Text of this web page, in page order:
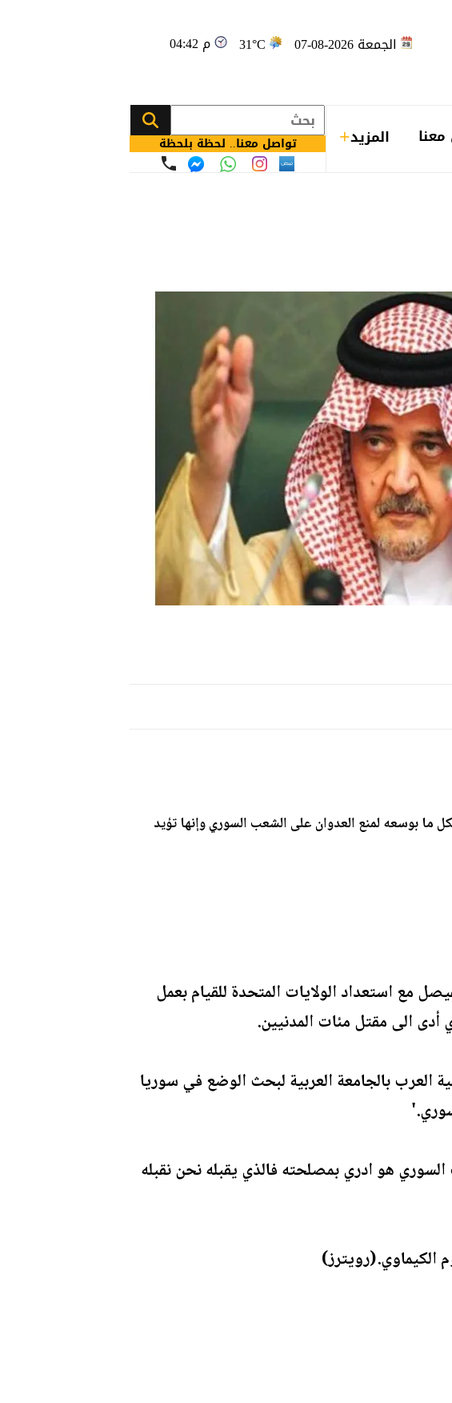
الجمعة 2026-08-07 31°C 04:42 م
المزيد تواصل معنا.. لحظة بلحظة
ما بوسعه لمنع العدوان على الشعب السوري وإنها تؤيد
مع استعداد الولايات المتحدة للقيام بعمل
الى مقتل مئات المدنيين.
العرب بالجامعة العربية لبحث الوضع في سوريا
هو ادري بمصلحته فالذي يقبله نحن نقبله
الكيماوي.(رويترز)